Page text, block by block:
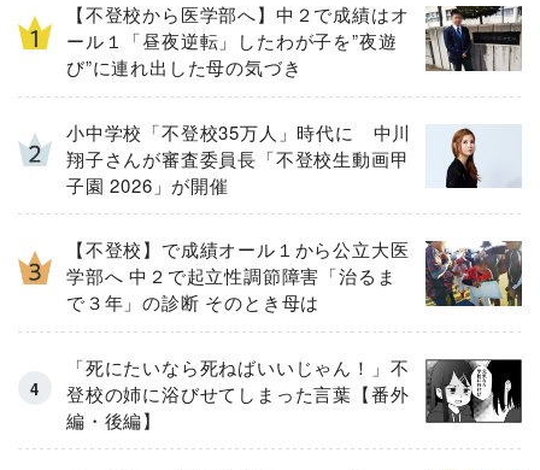
【不登校から医学部へ】中２で成績はオ
ール１「昼夜逆転」したわが子を”夜遊
び”に連れ出した母の気づき
小中学校「不登校35万人」時代に 中川
翔子さんが審査委員長「不登校生動画甲
子園 2026」が開催
【不登校】で成績オール１から公立大医
学部へ 中２で起立性調節障害「治るま
で３年」の診断 そのとき母は
「死にたいなら死ねばいいじゃん！」不
登校の姉に浴びせてしまった言葉【番外
編・後編】